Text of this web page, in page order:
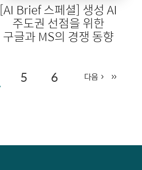
[AI Brief 스페셜] 생성 AI
주도권 선점을 위한
구글과 MS의 경쟁 동향
5 6 다음